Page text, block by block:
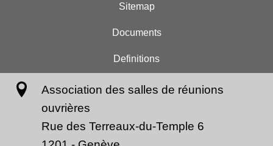
Sitemap
Documents
Definitions
Association des salles de réunions
ouvrières
Rue des Terreaux-du-Temple 6